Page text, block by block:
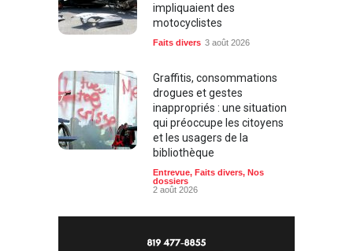
impliquaient des
motocyclistes
Faits divers 3 août 2026
Graffitis, consommations
drogues et gestes
inappropriés : une situation
qui préoccupe les citoyens
et les usagers de la
bibliothèque
Entrevue, Faits divers, Nos
dossiers
2 août 2026